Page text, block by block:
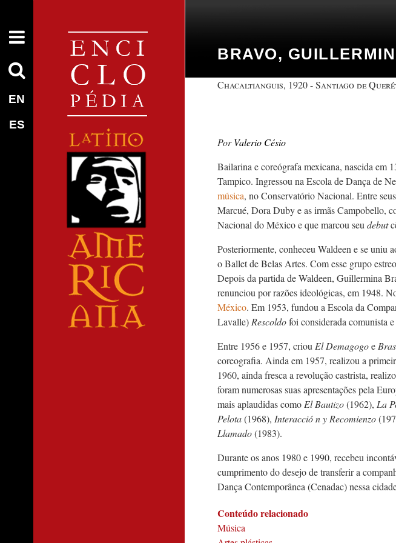
EN
ES
BRAVO,
Chacaltianguis, 1920 - Santiago de
Valerio Césio
Bailarina e coreógrafa mexicana, nascida em
Tampico. Ingressou na Escola de Dança de
música, no Conservatório Nacional. Entre
Marcué, Dora Duby e as irmãs Campobello,
Nacional do México e que marcou seu debut
Posteriormente, conheceu Waldeen e se uniu
o Ballet de Belas Artes. Com esse grupo
Depois da partida de Waldeen, Guillermina
renunciou por razões ideológicas, em 1948.
México. Em 1953, fundou a Escola da
Lavalle) Rescoldofoi considerada comunista
Entre 1956 e 1957, criou El Demagogoe
coreografia. Ainda em 1957, realizou a
1960, ainda fresca a revolução castrista,
foram numerosas suas apresentações pela
mais aplaudidas como El Bautizo(1962), La
Pelota(1968), Interacción y Recomienzo
Llamado(1983).
Durante os anos 1980 e 1990, recebeu
cumprimento do desejo de transferir a
Dança Contemporânea (Cenadac) nessa
Conteúdo relacionado
Música